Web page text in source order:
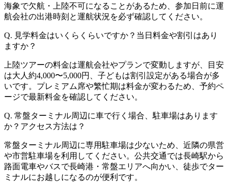
海象で欠航・上陸不可になることがあるため、参加日前に運
航会社の出港時刻と運航状況を必ず確認してください。
Q. 見学料金はいくらくらいですか？当日料金や割引はあり
ますか？
上陸ツアーの料金は運航会社やプランで変動しますが、目安
は大人約4,000〜5,000円、子どもは割引設定がある場合が多
いです。プレミアム席や繁忙期は料金が変わるため、予約ペ
ージで最新料金を確認してください。
Q. 常盤ターミナル周辺に車で行く場合、駐車場はあります
か？アクセス方法は？
常盤ターミナル周辺に専用駐車場は少ないため、近隣の県営
や市営駐車場を利用してください。公共交通では長崎駅から
路面電車やバスで長崎港・常盤エリアへ向かい、徒歩でター
ミナルにお越しになるのが便利です。